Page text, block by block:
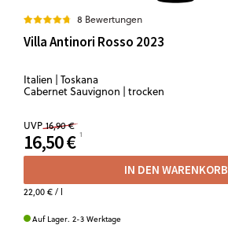
8 Bewertungen
Villa Antinori Rosso 2023
Italien | Toskana
Cabernet Sauvignon | trocken
UVP 16,90 €
16,50 €
IN DEN WARENKORB
22,00 €/ l
Auf Lager. 2-3 Werktage